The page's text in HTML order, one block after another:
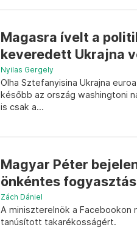
Magasra ívelt a
keveredett Ukrajna
Nyilas Gergely
Olha Sztefanyisina Ukrajna
később az ország washingtoni
is csak a...
Magyar Péter
önkéntes
Zách Dániel
A miniszterelnök a
tanúsított takarékosságért.